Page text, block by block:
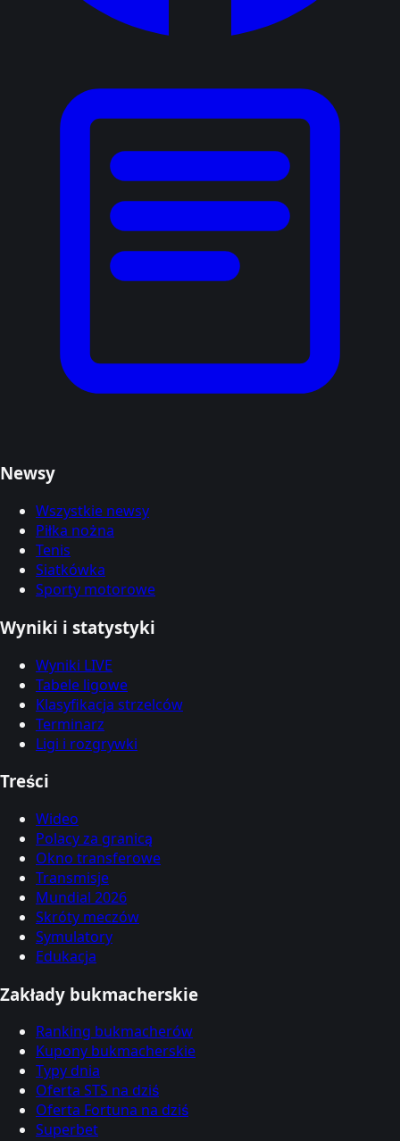
Newsy
Wszystkie newsy
Piłka nożna
Tenis
Siatkówka
Sporty motorowe
Wyniki i statystyki
Wyniki LIVE
Tabele ligowe
Klasyfikacja strzelców
Terminarz
Ligi i rozgrywki
Treści
Wideo
Polacy za granicą
Okno transferowe
Transmisje
Mundial 2026
Skróty meczów
Symulatory
Edukacja
Zakłady bukmacherskie
Ranking bukmacherów
Kupony bukmacherskie
Typy dnia
Oferta STS na dziś
Oferta Fortuna na dziś
Superbet